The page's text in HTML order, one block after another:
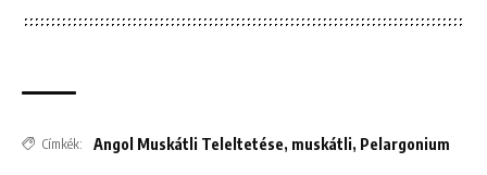
Címkék: Angol Muskátli Teleltetése, muskátli, Pelargonium